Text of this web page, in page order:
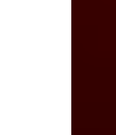
de Marí
vereadora